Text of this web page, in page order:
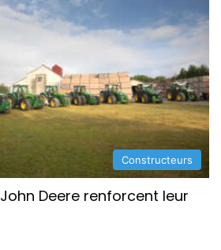
Constructeurs
Deere renforcent leur